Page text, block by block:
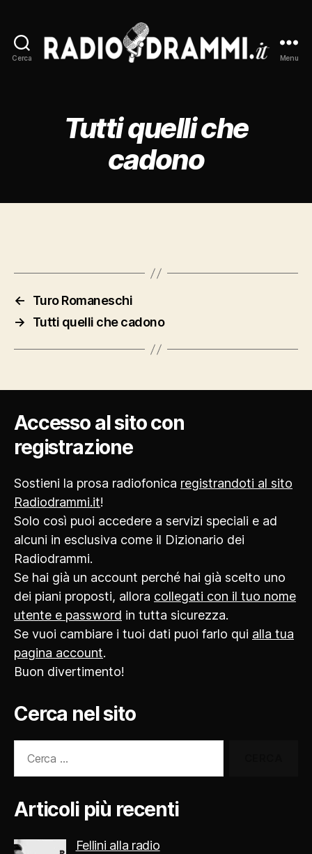
Cerca Menu
Tutti quelli che
cadono
←
Turo Romaneschi
→
Tutti quelli che cadono
Accesso al sito con
registrazione
Sostieni la prosa radiofonica registrandoti al sito
Radiodrammi.it!
Solo così puoi accedere a servizi speciali e ad
alcuni in esclusiva come il Dizionario dei
Radiodrammi.
Se hai già un account perché hai già scelto uno
dei piani proposti, allora collegati con il tuo nome
utente e password in tutta sicurezza.
Se vuoi cambiare i tuoi dati puoi farlo qui alla tua
pagina account.
Buon divertimento!
Cerca nel sito
Articoli più recenti
Fellini alla radio